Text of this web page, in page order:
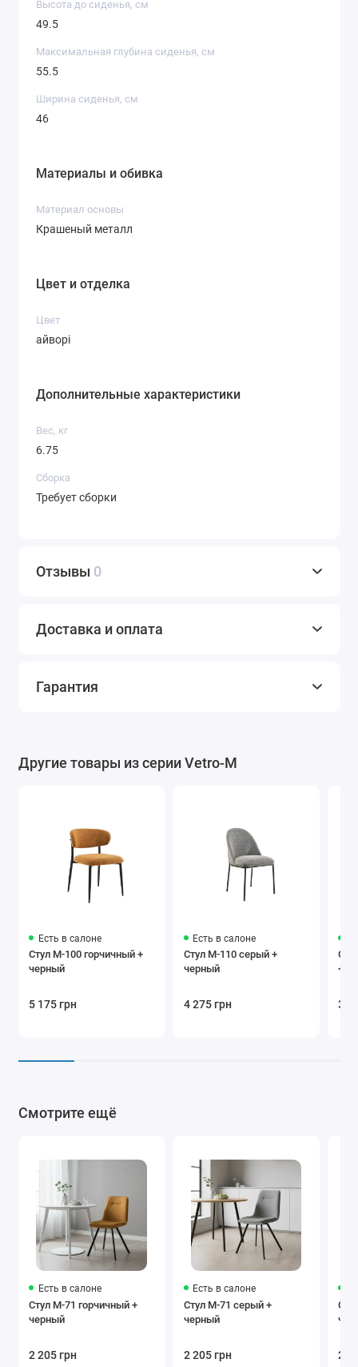
Высота до сиденья, см
49.5
Максимальная глубина сиденья, см
55.5
Ширина сиденья, см
46
Материалы и обивка
Материал основы
Крашеный металл
Цвет и отделка
Цвет
айворі
Дополнительные характеристики
Вес, кг
6.75
Сборка
Требует сборки
Отзывы 0
Доставка и оплата
Гарантия
Другие товары из серии Vetro-M
Есть в салоне
Стул M-100 горчичный +
черный
5 175 грн
Есть в салоне
Стул M-110 серый +
черный
4 275 грн
+
3
Смотрите ещё
Есть в салоне
Стул M-71 горчичный +
черный
2 205 грн
Есть в салоне
Стул M-71 серый +
черный
2 205 грн 2